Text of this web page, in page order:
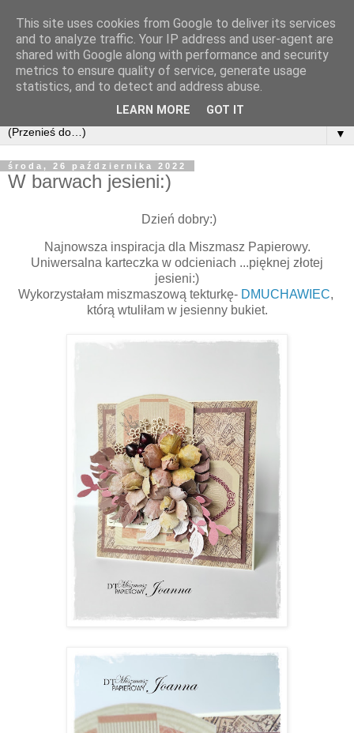
▼
środa, 26 października 2022
W barwach jesieni:)
Dzień dobry:)
Najnowsza inspiracja dla Miszmasz Papierowy.
Uniwersalna karteczka w odcieniach ...pięknej złotej
jesieni:)
Wykorzystałam miszmaszową tekturkę-DMUCHAWIEC,
którą wtuliłam w jesienny bukiet.
This site uses cookies from Google to deliver its services
and to analyze traffic. Your IP address and user-agent are
shared with Google along with performance and security
metrics to ensure quality of service, generate usage
statistics, and to detect and address abuse.
LEARN MORE GOT IT